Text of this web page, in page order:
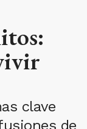
clave